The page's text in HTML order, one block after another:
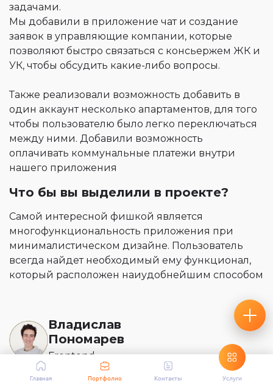
задачами.
Мы добавили в приложение чат и создание
заявок в управляющие компании, которые
позволяют быстро связаться с консьержем ЖК и
УК, чтобы обсудить какие-либо вопросы.
Также реализовали возможность добавить в
один аккаунт несколько апартаментов, для того
чтобы пользователю было легко переключаться
между ними. Добавили возможность
оплачивать коммунальные платежи внутри
нашего приложения
Что бы вы выделили в проекте?
Самой интересной фишкой является
многофункциональность приложения при
минималистическом дизайне. Пользователь
всегда найдет необходимый ему функционал,
который расположен наиудобнейшим способом
Владислав
Пономарев
Frontend
Главная Портфолио Контакты Услуги